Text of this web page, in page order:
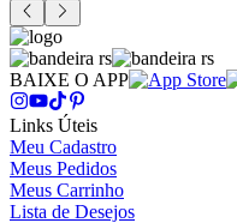
BAIXE O APP
Links Úteis
Meu Cadastro
Meus Pedidos
Meus Carrinho
Lista de Desejos